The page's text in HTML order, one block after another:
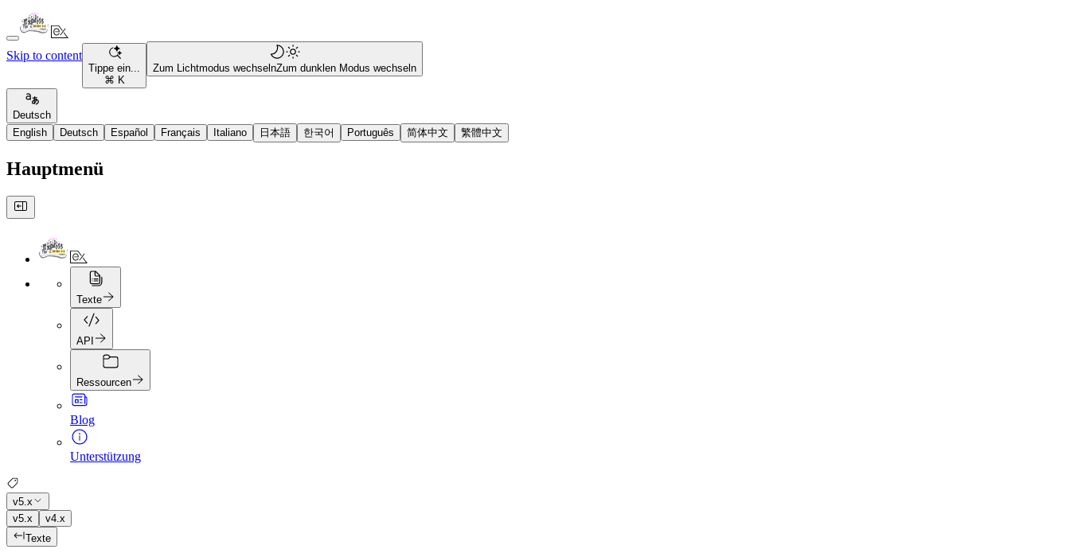
Skip to content
Tippe ein...
⌘ K
Zum Lichtmodus wechselnZum dunklen Modus wechseln
Deutsch
English
Deutsch Español Français Italiano 日本語 한국어 Português 简体中文 繁體中文
Hauptmenü
Texte
API
Ressourcen
Blog
Unterstützung
v5.x
v5.x
v4.x
Texte